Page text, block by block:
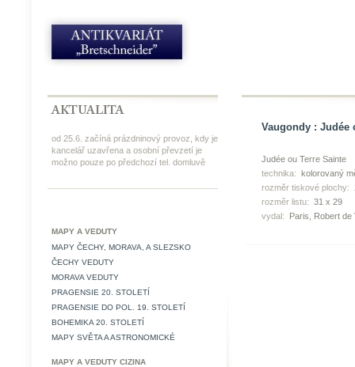
od 25.6. začíná prázdninový provoz, kdy je
kancelář uzavřena a osobní převzetí je
možno pouze po předchozí tel. domluvě
MAPY A VEDUTY
MAPY ČECHY, MORAVA, A SLEZSKO
ČECHY VEDUTY
MORAVA VEDUTY
PRAGENSIE 20. STOLETÍ
PRAGENSIE DO POL. 19. STOLETÍ
BOHEMIKA 20. STOLETÍ
MAPY SVĚTA A ASTRONOMICKÉ
MAPY A VEDUTY CIZINA
Vaugondy : Judée
Judée ou Terre Sainte
technika: kolorovaný
rozměr tiskové plochy:
rozměr listu: 31 x 29
vydal:
Paris, Robert de